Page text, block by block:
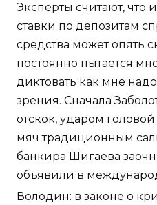
Эксперты считают, что
ставки по депозитам
средства может опять
постоянно пытается
диктовать как мне
зрения. Сначала
отскок, ударом
мяч традиционным
банкира Шигаева
объявили в
Володин: в законе о